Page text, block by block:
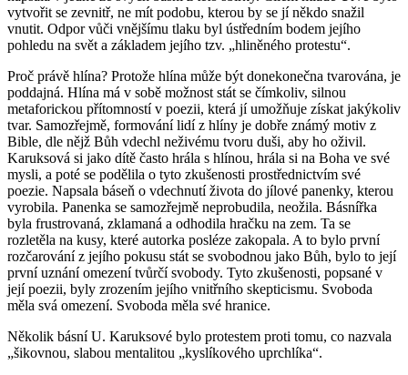
vytvořit se zevnitř, ne mít podobu, kterou by se jí někdo snažil
vnutit. Odpor vůči vnějšímu tlaku byl ústředním bodem jejího
pohledu na svět a základem jejího tzv. „hliněného protestu“.
Proč právě hlína? Protože hlína může být donekonečna tvarována, je
poddajná. Hlína má v sobě možnost stát se čímkoliv, silnou
metaforickou přítomností v poezii, která jí umožňuje získat jakýkoliv
tvar. Samozřejmě, formování lidí z hlíny je dobře známý motiv z
Bible, dle nějž Bůh vdechl neživému tvoru duši, aby ho oživil.
Karuksová si jako dítě často hrála s hlínou, hrála si na Boha ve své
mysli, a poté se podělila o tyto zkušenosti prostřednictvím své
poezie. Napsala báseň o vdechnutí života do jílové panenky, kterou
vyrobila. Panenka se samozřejmě neprobudila, neožila. Básnířka
byla frustrovaná, zklamaná a odhodila hračku na zem. Ta se
rozletěla na kusy, které autorka posléze zakopala. A to bylo první
rozčarování z jejího pokusu stát se svobodnou jako Bůh, bylo to její
první uznání omezení tvůrčí svobody. Tyto zkušenosti, popsané v
její poezii, byly zrozením jejího vnitřního skepticismu. Svoboda
měla svá omezení. Svoboda měla své hranice.
Několik básní U. Karuksové bylo protestem proti tomu, co nazvala
„šikovnou, slabou mentalitou „kyslíkového uprchlíka“.